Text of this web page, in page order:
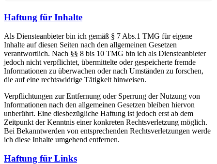
Haftung für Inhalte
Als Diensteanbieter bin ich gemäß § 7 Abs.1 TMG für eigene
Inhalte auf diesen Seiten nach den allgemeinen Gesetzen
verantwortlich. Nach §§ 8 bis 10 TMG bin ich als Diensteanbieter
jedoch nicht verpflichtet, übermittelte oder gespeicherte fremde
Informationen zu überwachen oder nach Umständen zu forschen,
die auf eine rechtswidrige Tätigkeit hinweisen.
Verpflichtungen zur Entfernung oder Sperrung der Nutzung von
Informationen nach den allgemeinen Gesetzen bleiben hiervon
unberührt. Eine diesbezügliche Haftung ist jedoch erst ab dem
Zeitpunkt der Kenntnis einer konkreten Rechtsverletzung möglich.
Bei Bekanntwerden von entsprechenden Rechtsverletzungen werde
ich diese Inhalte umgehend entfernen.
Haftung für Links